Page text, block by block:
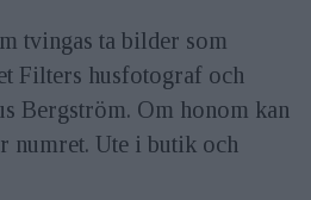
tvingas ta bilder som
Filters husfotograf och
Bergström. Om honom kan
numret. Ute i butik och